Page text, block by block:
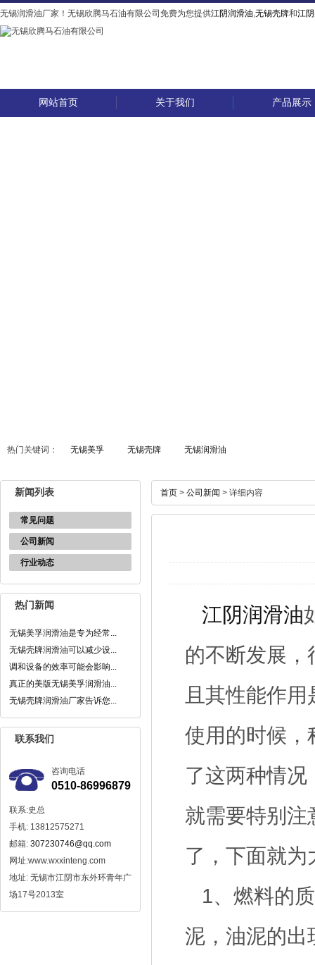
无锡润滑油厂家！无锡欣腾马石油有限公司免费为您提供江阴润滑油,无锡壳牌和江
网站首页 关于我们 产品展示
热门关键词： 无锡美孚 无锡壳牌 无锡润滑油
新闻列表
常见问题
公司新闻
行业动态
热门新闻
无锡美孚润滑油是专为经常...
无锡壳牌润滑油可以减少设...
调和设备的效率可能会影响...
真正的美版无锡美孚润滑油...
无锡壳牌润滑油厂家告诉您...
联系我们
咨询电话
0510-86996879
联系:史总
手机: 13812575271
邮箱: 307230746@qq.com
网址:www.wxxinteng.com
地址: 无锡市江阴市东外环青年广
场17号2013室
首页 > 公司新闻 > 详细内容
江阴润滑油
的不断发展，
且其性能作
使用的时候，
了这两种情
就需要特别注
了，下面就
1、燃料的
泥，油泥的出